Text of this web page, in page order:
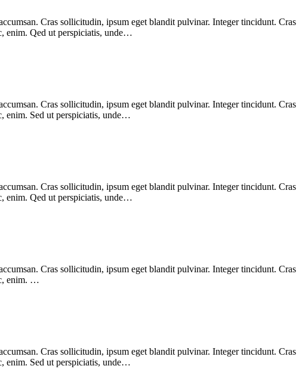
Cras sollicitudin, ipsum eget blandit pulvinar. Integer tincidunt. Cras
enim. Qed ut perspiciatis, unde…
Cras sollicitudin, ipsum eget blandit pulvinar. Integer tincidunt. Cras
enim. Sed ut perspiciatis, unde…
Cras sollicitudin, ipsum eget blandit pulvinar. Integer tincidunt. Cras
enim. Qed ut perspiciatis, unde…
Cras sollicitudin, ipsum eget blandit pulvinar. Integer tincidunt. Cras
enim. …
Cras sollicitudin, ipsum eget blandit pulvinar. Integer tincidunt. Cras
enim. Sed ut perspiciatis, unde…